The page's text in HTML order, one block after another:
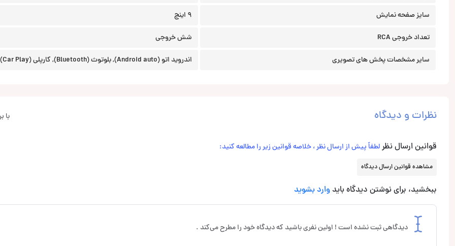
سایز صفحه نمایش 9 اینچ
تعداد خروجی RCA شش خروجی
سایر مشخصات پخش های تصویری اندروید اتو (Android auto), بلوتوث (Bluetooth), کارپلی (Car Play)
نظرات و دیدگاه با
قوانین ارسال نظرلطفاً پیش از ارسال نظر ، خلاصه قوانین زیر را مطالعه کنید:
مشاهده قوانین ارسال دیدگاه
ببخشید، برای نوشتن دیدگاه باید وارد بشوید
دیدگاهی ثبت نشده است ! اولین نفری باشید که دیدگاه خود را مطرح می‌کند .